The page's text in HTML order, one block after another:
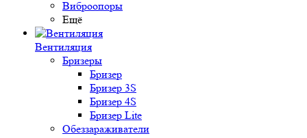
Виброопоры
Ещё
Вентиляция
Бризеры
Бризер
Бризер 3S
Бризер 4S
Бризер Lite
Обеззараживатели